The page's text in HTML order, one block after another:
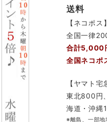
送料
【ネコポス】
全国一律
合計5,000
全国ネコポ
【ヤマト宅
東北800円
海道・沖縄
※離島、一部地